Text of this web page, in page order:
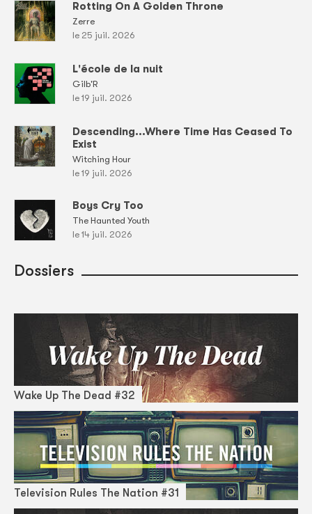
Rotting On A Golden Throne
Zerre
le 25 juil. 2026
L'école de la nuit
Gilb'R
le 19 juil. 2026
Descending...Where Time Has Ceased To
Exist
Witching Hour
le 19 juil. 2026
Boys Cry Too
The Haunted Youth
le 14 juil. 2026
Dossiers
Wake Up The Dead #32
Television Rules The Nation #31